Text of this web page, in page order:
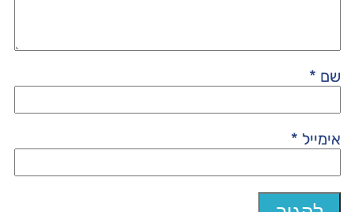
שם *
אימייל *